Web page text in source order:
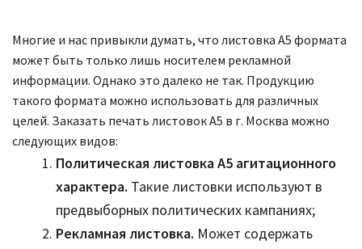
Многие и нас привыкли думать, что листовка А5 формата
может быть только лишь носителем рекламной
информации. Однако это далеко не так. Продукцию
такого формата можно использовать для различных
целей. Заказать печать листовок А5 в г. Москва можно
следующих видов:
Политическая листовка А5 агитационного
характера. Такие листовки используют в
предвыборных политических кампаниях;
Рекламная листовка. Может содержать